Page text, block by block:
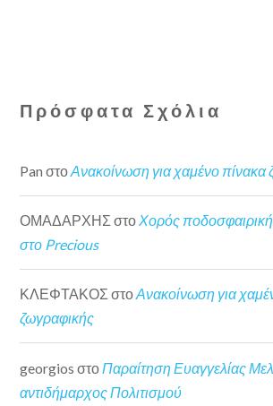
Πρόσφατα Σχόλια
Pan στοΑνακοίνωση για χαμένο πίνακα
ΟΜΑΔΑΡΧΗΣ στοΧορός
στο Precious
ΚΛΕΦΤΑΚΟΣ στοΑνακοίνωση για
ζωγραφικής
georgios στο Παραίτηση Ευαγγελίας
αντιδήμαρχος Πολιτισμού